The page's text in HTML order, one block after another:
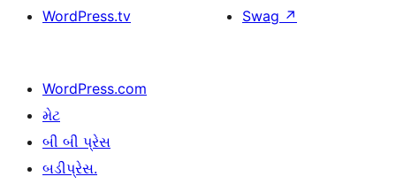
WordPress.tv
Swag ↗
WordPress.com
મેટ
બી બી પ્રેસ
બડીપ્રેસ.